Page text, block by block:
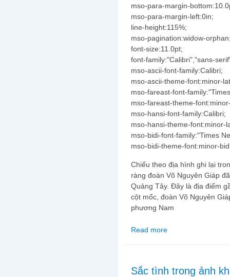
mso-para-margin-
mso-para-margin-left:0in;
line-height:115%;
mso-pagination:widow-
font-size:11.0pt;
font-family:"Calibri","sans-
mso-ascii-font-family:Calibri;
mso-ascii-theme-font:minor-
mso-fareast-font-
mso-fareast-theme-
mso-hansi-font-family:Calibri;
mso-hansi-theme-font:minor-
mso-bidi-font-family:"Times
mso-bidi-theme-font:minor-
Chiếu theo địa hình ghi lại
ràng đoàn Võ Nguyên Giáp
Quảng Tây. Đây là địa điểm
cột mốc, đoàn Võ Nguyên
phương Nam
Read more
Sắc tình trong ảnh